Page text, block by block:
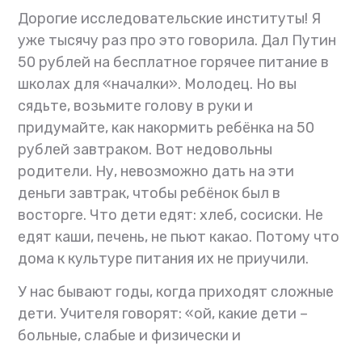
Дорогие исследовательские институты! Я
уже тысячу раз про это говорила. Дал Путин
50 рублей на бесплатное горячее питание в
школах для «началки». Молодец. Но вы
сядьте, возьмите голову в руки и
придумайте, как накормить ребёнка на 50
рублей завтраком. Вот недовольны
родители. Ну, невозможно дать на эти
деньги завтрак, чтобы ребёнок был в
восторге. Что дети едят: хлеб, сосиски. Не
едят каши, печень, не пьют какао. Потому что
дома к культуре питания их не приучили.
У нас бывают годы, когда приходят сложные
дети. Учителя говорят: «ой, какие дети –
больные, слабые и физически и